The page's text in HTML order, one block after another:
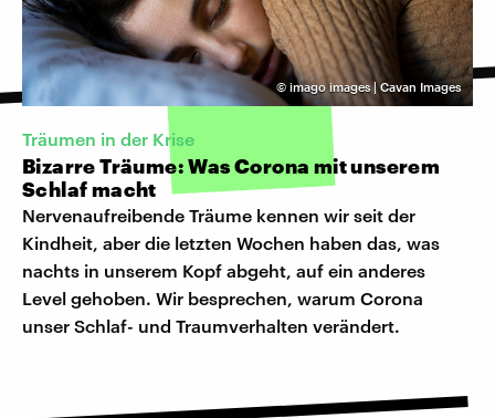
© imago images | Cavan Images
Träumen in der Krise
Bizarre Träume: Was Corona mit unserem
Schlaf macht
Nervenaufreibende Träume kennen wir seit der
Kindheit, aber die letzten Wochen haben das, was
nachts in unserem Kopf abgeht, auf ein anderes
Level gehoben. Wir besprechen, warum Corona
unser Schlaf- und Traumverhalten verändert.